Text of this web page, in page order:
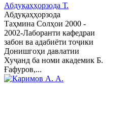
Абдуқаҳҳорзода Т.
Абдуқаҳҳорзода
Таҳмина Солҳои 2000 -
2002-Лаборанти кафедраи
забон ва адабиёти тоҷики
Донишгоҳи давлатии
Хуҷанд ба номи академик Б.
Ғафуров,...